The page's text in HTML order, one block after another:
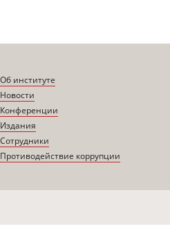
Об институте
Новости
Конференции
Издания
Сотрудники
Противодействие коррупции